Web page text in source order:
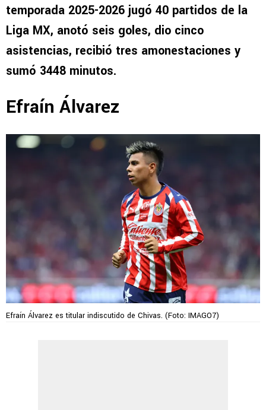
temporada 2025-2026 jugó 40 partidos de la
Liga MX, anotó seis goles, dio cinco
asistencias, recibió tres amonestaciones y
sumó 3448 minutos.
Efraín Álvarez
Efraín Álvarez es titular indiscutido de Chivas. (Foto: IMAGO7)